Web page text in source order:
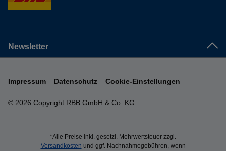
Newsletter
© 2026 Copyright RBB GmbH & Co. KG
Impressum Datenschutz Cookie-Einstellungen
*Alle Preise inkl. gesetzl. Mehrwertsteuer zzgl.
Versandkosten und ggf. Nachnahmegebühren, wenn